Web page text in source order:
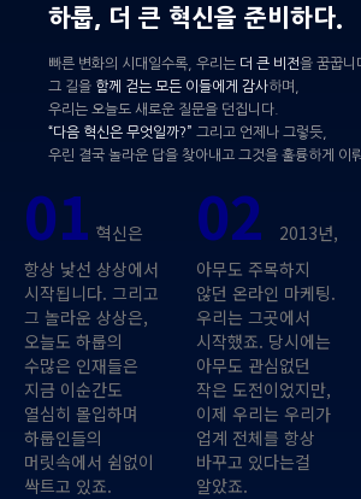
하룹, 더 큰 혁신을 준비하다.
빠른 변화의 시대일수록, 우리는 더 큰 비전을 꿈꿉니
그 길을 함께 걷는 모든 이들에게 감사하며,
우리는 오늘도 새로운 질문을 던집니다.
“다음 혁신은 무엇일까?” 그리고 언제나 그렇듯,
우린 결국 놀라운 답을 찾아내고 그것을 훌륭하게 이
01 혁신은
항상 낯선 상상에서
시작됩니다. 그리고
그 놀라운 상상은,
오늘도 하룹의
수많은 인재들은
지금 이순간도
열심히 몰입하며
하룹인들의
머릿속에서 쉼없이
싹트고 있죠.
02
2013년,
아무도 주목하지
않던 온라인 마케팅.
우리는 그곳에서
시작했죠. 당시에는
아무도 관심없던
작은 도전이었지만,
이제 우리는 우리가
업계 전체를 항상
바꾸고 있다는걸
알았죠.